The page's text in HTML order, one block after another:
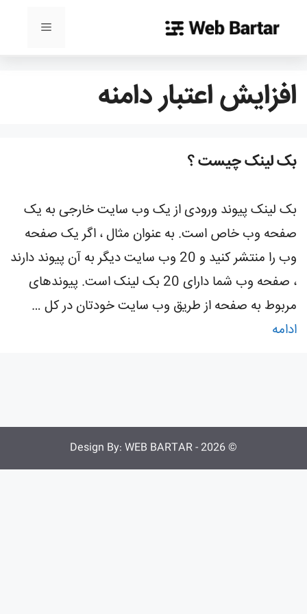
فهرست
افزایش اعتبار دامنه
بک لینک چیست ؟
بک لینک پیوند ورودی از یک وب سایت خارجی به یک
صفحه وب خاص است. به عنوان مثال ، اگر یک صفحه
وب را منتشر کنید و 20 وب سایت دیگر به آن پیوند دارند
، صفحه وب شما دارای 20 بک لینک است. پیوندهای
مربوط به صفحه از طریق وب سایت خودتان در کل …
ادامه
© 2026 - Design By:
WEB BARTAR